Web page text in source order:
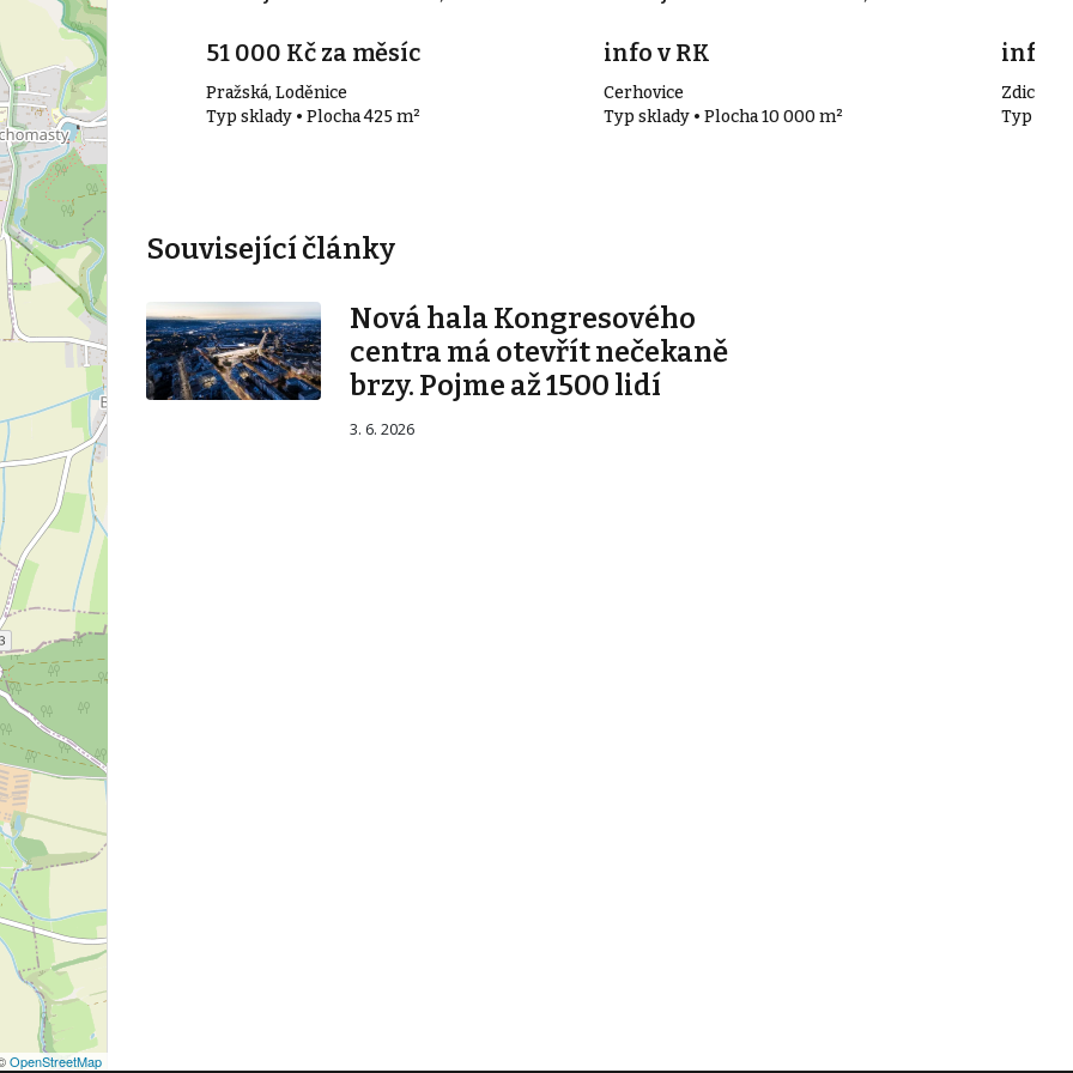
OpenStreetMap
m²
51 000 Kč za měsíc
Pražská, Loděnice
Typ sklady • Plocha 425 m²
info v RK
Cerhovice
Typ sklady • Plocha 10 000 m²
info v
Zdice
Typ
Související články
Nová hala Kongresového
centra má otevřít nečekaně
brzy. Pojme až 1500 lidí
3. 6. 2026